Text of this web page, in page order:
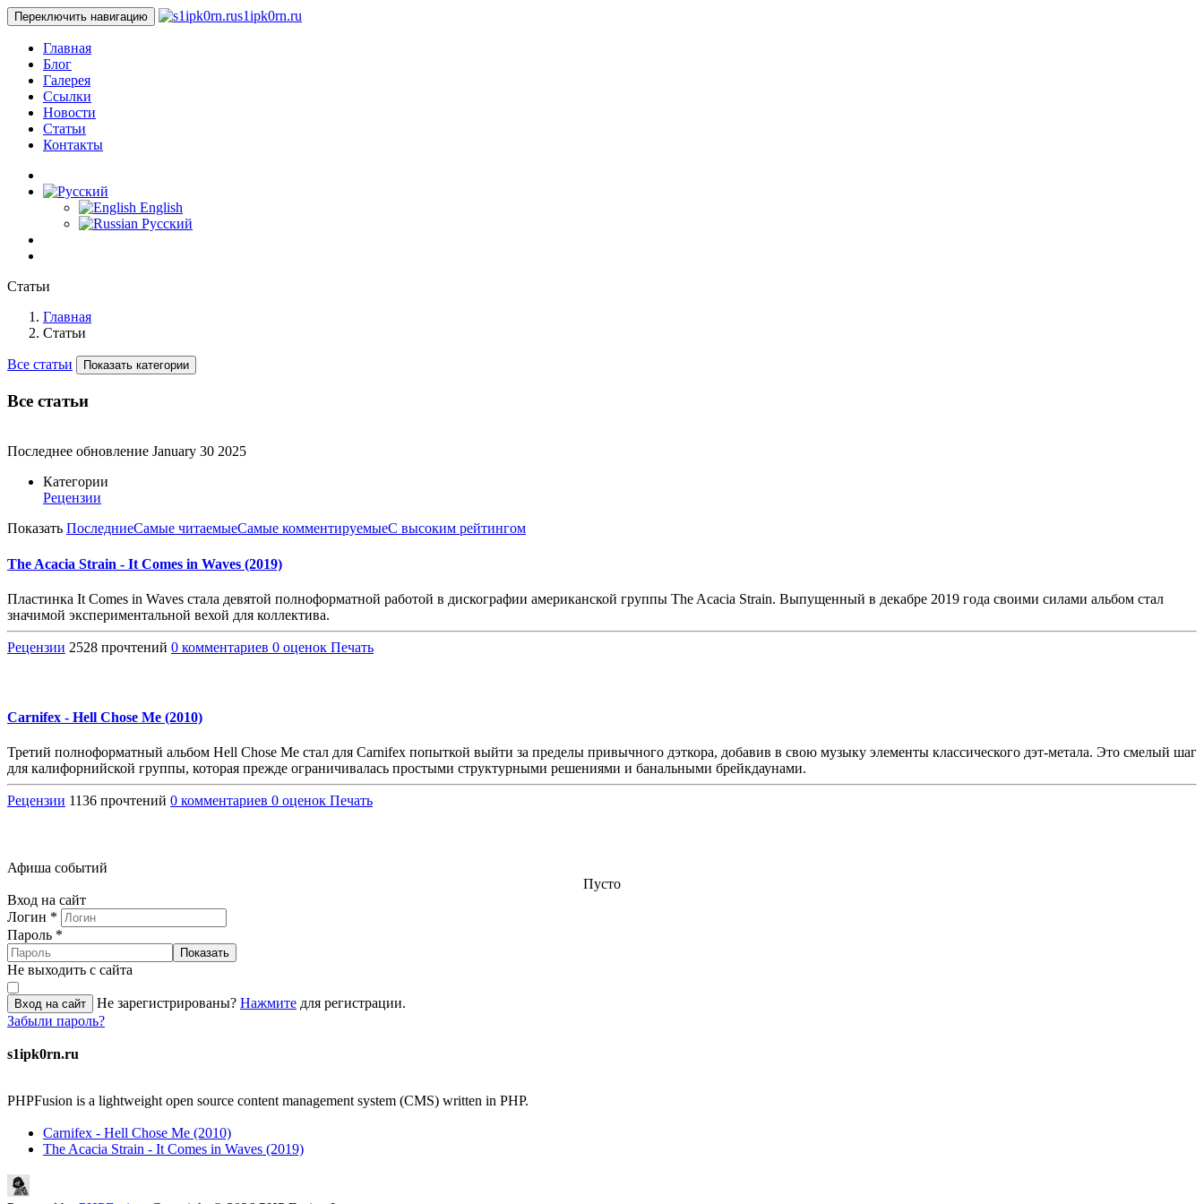
Переключить навигацию s1ipk0rn.ru
Главная
Блог
Галерея
Ссылки
Новости
Статьи
Контакты
English
Русский
Статьи
Главная
Статьи
Все статьи Показать категории
Все статьи
Последнее обновление January 30 2025
Категории
Рецензии
Показать ПоследниеСамые читаемыеСамые комментируемыеС высоким рейтингом
The Acacia Strain - It Comes in Waves (2019)
Пластинка It Comes in Waves стала девятой полноформатной работой в дискографии американской группы The Acacia Strain. Выпущенный в декабре 2019 года своими силами альбом стал
значимой экспериментальной вехой для коллектива.
Рецензии 2528 прочтений 0 комментариев 0 оценок Печать
Carnifex - Hell Chose Me (2010)
Третий полноформатный альбом Hell Chose Me стал для Carnifex попыткой выйти за пределы привычного дэткора, добавив в свою музыку элементы классического дэт-метала. Это смелый шаг
для калифорнийской группы, которая прежде ограничивалась простыми структурными решениями и банальными брейкдаунами.
Рецензии 1136 прочтений 0 комментариев 0 оценок Печать
Афиша событий
Пусто
Вход на сайт
Логин *
Пароль *
Показать
Не выходить с сайта
Вход на сайт Не зарегистрированы? Нажмите для регистрации.
Забыли пароль?
s1ipk0rn.ru
PHPFusion is a lightweight open source content management system (CMS) written in PHP.
Carnifex - Hell Chose Me (2010)
The Acacia Strain - It Comes in Waves (2019)